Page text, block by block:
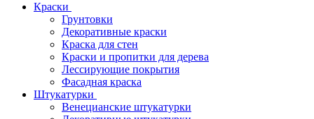
Краски
Грунтовки
Декоративные краски
Краска для стен
Краски и пропитки для дерева
Лессирующие покрытия
Фасадная краска
Штукатурки
Венецианские штукатурки